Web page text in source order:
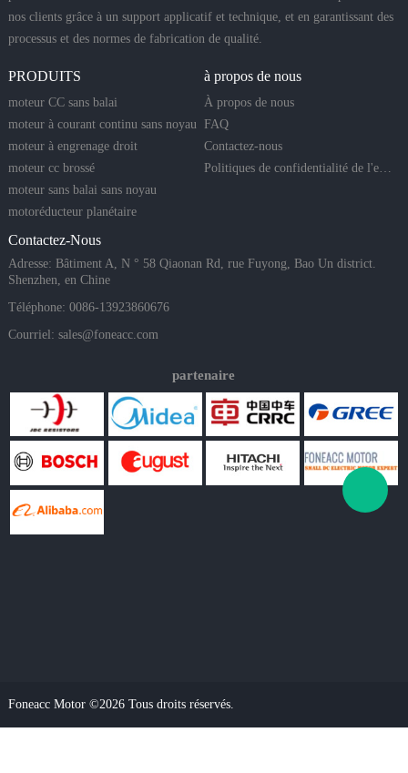
nos clients grâce à un support applicatif et technique, et en garantissant des
processus et des normes de fabrication de qualité.
PRODUITS
moteur CC sans balai
moteur à courant continu sans noyau
moteur à engrenage droit
moteur cc brossé
moteur sans balai sans noyau
motoréducteur planétaire
à propos de nous
À propos de nous
FAQ
Contactez-nous
Politiques de confidentialité de l'entreprise
Contactez-Nous
Adresse: Bâtiment A, N ° 58 Qiaonan Rd, rue Fuyong, Bao Un district.
Shenzhen, en Chine
Téléphone: 0086-13923860676
Courriel: sales@foneacc.com
partenaire
Foneacc Motor ©2026 Tous droits réservés.